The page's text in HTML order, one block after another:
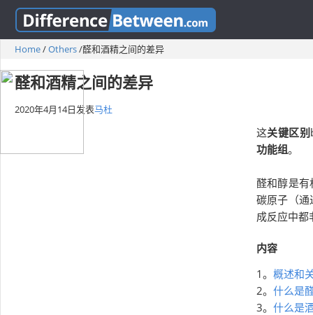
Home/Others/醛和酒精之间的差异
醛和酒精之间的差异
2020年4月14日发表马杜
这关键区别
功能组。
醛和醇是有
碳原子（通
成反应中都
内容
1。 概述和
2。 什么是
3。 什么是